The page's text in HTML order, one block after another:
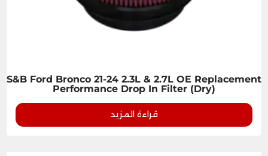
S&B Ford Bronco 21-24 2.3L & 2.7L OE Replacement
Performance Drop In Filter (Dry)
قراءة المزيد